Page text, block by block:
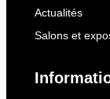
Actualités
Salons et